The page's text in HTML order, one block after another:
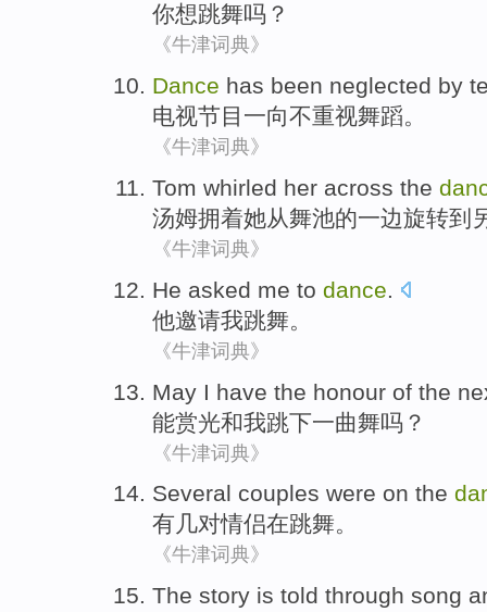
你想跳舞吗？
《牛津词典》
Dance has been neglected by
电视节目 一向不重视舞蹈。
《牛津词典》
Tom whirled her across the
汤姆拥着她从舞池的一边旋转到
《牛津词典》
He asked me to dance.
他邀请我跳舞。
《牛津词典》
May I have the honour of the
能赏光和我跳下一曲舞吗？
《牛津词典》
Several couples were on the
有几对情侣在跳舞。
《牛津词典》
The story is told through song